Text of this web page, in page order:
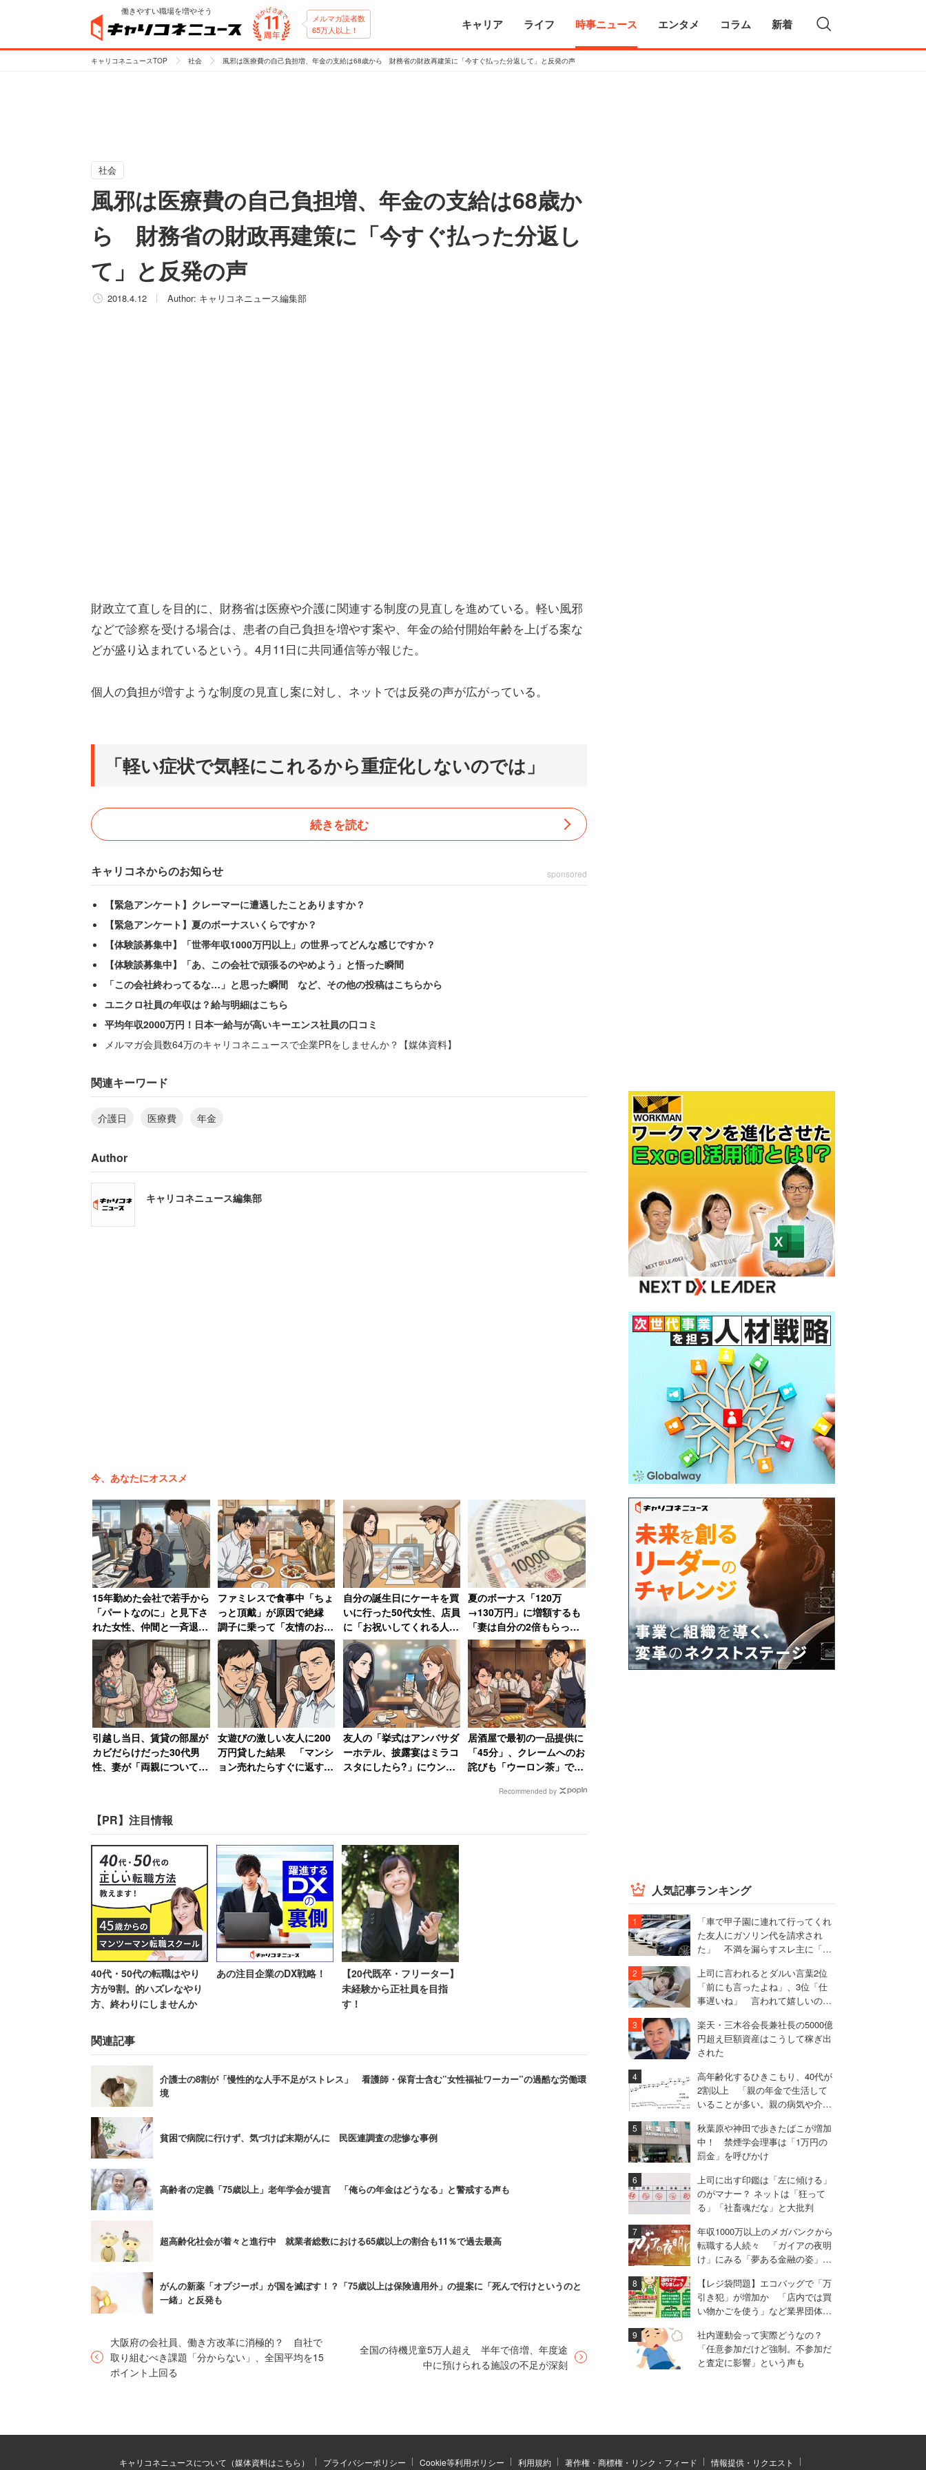
働きやすい職場を増やそう
メルマガ読者数
65万人以上！
キャリア ライフ 時事ニュース エンタメ コラム 新着
キャリコネニュースTOP 社会 風邪は医療費の自己負担増、年金の支給は68歳から 財務省の財政再建策に「今すぐ払った分返して」と反発の声
社会
風邪は医療費の自己負担増、年金の支給は68歳か
ら 財務省の財政再建策に「今すぐ払った分返し
て」と反発の声
2018.4.12 Author: キャリコネニュース編集部
財政立て直しを目的に、財務省は医療や介護に関連する制度の見直しを進めている。軽い風邪
などで診察を受ける場合は、患者の自己負担を増やす案や、年金の給付開始年齢を上げる案な
どが盛り込まれているという。4月11日に共同通信等が報じた。
個人の負担が増すような制度の見直し案に対し、ネットでは反発の声が広がっている。
「軽い症状で気軽にこれるから重症化しないのでは」
報道によると、日本では軽い症状で診察を受ける頻度が高く、医療費の増加につながってい
る。そのため軽い症状での受診は、窓口で支払う自己負担を引き上げるべきだと財務省は主張
しているという。
また「かかりつけ医」以外の医療機関を受診する場合にも、自己負担を引き上げることを検討
している。患者の健康状態を把握している「かかりつけ医」の方が余計な薬代などを減らせる
と考えられるからだ。
介護費については、調理や掃除などの身の回りの世話をする「生活援助サービス」に、ホーム
ヘルパーではなく、地域住民やボランティアを活用することが提案された。安い費用でサービ
スを提供し、介護費を抑える狙いがある。
さらに、2025年にかけて60歳から65歳へと段階的に引き上げられる厚生年金の支給開始年齢
を、さらに68歳まで引き上げる。
個人の負担を増やしたり、地域住民を駆り出したりするような提案に対して、ネットでは反発
の声が広がっている。軽い症状での受診を抑制する案に対しては、「『かぜだと思ってたら実
は〇〇だった』って医者でも冷や汗かくような思いをすることある」「軽い症状で気軽にこれ
「生活援助が簡単に出来ると思ってたら大間違い」「地域
によっては担い手確保むずい」
生活援助の担い手を地域住民やボランティアにするという提案については、「地域によっては
担い手確保むずい」と人材が確保を懸念する声が多かった。現状ではホームヘルパーや介護福
祉士の資格を持った人が担っていることから、
「生活援助サービスがただの掃除洗濯代行なわけねえだろう（中略）要介護度1の
認知症老人に配慮しながらの掃除洗濯料理その他諸々の援助が簡単に出来ると思
ってたら大間違い」
といった指摘もあった。
ない」と嘆く人が多かった。年金を支払っているのに、支給開始が遅れれば、不満に思うのは
当たり前だ。「若い人達が自分達は年金なんか貰えないんじゃないかと益々納めなくなる」と
続きを読む
キャリコネからのお知らせ sponsored
【緊急アンケート】クレーマーに遭遇したことありますか？
【緊急アンケート】夏のボーナスいくらですか？
【体験談募集中】「世帯年収1000万円以上」の世界ってどんな感じですか？
【体験談募集中】「あ、この会社で頑張るのやめよう」と悟った瞬間
「この会社終わってるな…」と思った瞬間 など、その他の投稿はこちらから
ユニクロ社員の年収は？給与明細はこちら
平均年収2000万円！日本一給与が高いキーエンス社員の口コミ
メルマガ会員数64万のキャリコネニュースで企業PRをしませんか？【媒体資料】
関連キーワード
介護日 医療費 年金
Author
キャリコネニュース編集部
今、あなたにオススメ
15年勤めた会社で若手から
「パートなのに」と見下さ
れた女性、仲間と一斉退職
した結果
ファミレスで食事中「ちょ
っと頂戴」が原因で絶縁
調子に乗って「友情のお子
様ランチ」を作ってSNS
で“プチバズ”した友人の末
路
自分の誕生日にケーキを買
いに行った50代女性、店員
に「お祝いしてくれる人い
ないんですか？」と言われ
て絶句
夏のボーナス「120万
→130万円」に増額するも
「妻は自分の2倍もらって
いる」と語る年収850万円
の30代男性
引越し当日、賃貸の部屋が
カビだらけだった30代男
性、妻が「両親についてい
女遊びの激しい友人に200
万円貸した結果 「マンシ
ョン売れたらすぐに返す」
友人の「挙式はアンバサダ
ーホテル、披露宴はミラコ
スタにしたら?」にウンザ
居酒屋で最初の一品提供に
「45分」、クレームへのお
詫びも「ウーロン茶」で
覚えていません」と語る女
Recommended by
【PR】注目情報
40代・50代の転職はやり
方が9割。的ハズレなやり
方、終わりにしませんか
あの注目企業のDX戦略！
【20代既卒・フリーター】
未経験から正社員を目指
す！
関連記事
介護士の8割が「慢性的な人手不足がストレス」 看護師・保育士含む”女性福祉ワーカー”の過酷な労働環
境
貧困で病院に行けず、気づけば末期がんに 民医連調査の悲惨な事例
高齢者の定義「75歳以上」老年学会が提言 「俺らの年金はどうなる」と警戒する声も
超高齢化社会が着々と進行中 就業者総数における65歳以上の割合も11％で過去最高
がんの新薬「オプジーボ」が国を滅ぼす！？「75歳以上は保険適用外」の提案に「死んで行けというのと
一緒」と反発も
大阪府の会社員、働き方改革に消極的？ 自社で
取り組むべき課題「分からない」、全国平均を15
ポイント上回る
全国の待機児童5万人超え 半年で倍増、年度途
中に預けられる施設の不足が深刻
人気記事ランキング
「車で甲子園に連れて行ってくれ
た友人にガソリン代を請求され
た」 不満を漏らすスレ主に「言
上司に言われるとダルい言葉2位
「前にも言ったよね」、3位「仕
事遅いね」 言われて嬉しいのは
楽天・三木谷会長兼社長の5000億
円超え巨額資産はこうして稼ぎ出
された
高年齢化するひきこもり、40代が
2割以上 「親の年金で生活して
いることが多い。親の病気や介護
秋葉原や神田で歩きたばこが増加
中！ 禁煙学会理事は「1万円の
罰金」を呼びかけ
上司に出す印鑑は「左に傾ける」
のがマナー？ ネットは「狂って
る」「社畜魂だな」と大批判
年収1000万以上のメガバンクから
転職する人続々 「ガイアの夜明
け」にみる「夢ある金融の姿」と
【レジ袋問題】エコバッグで「万
引き犯」が増加か 「店内では買
い物かごを使う」など業界団体が
社内運動会って実際どうなの？
「任意参加だけど強制。不参加だ
と査定に影響」という声も
キャリコネニュースについて（媒体資料はこちら） プライバシーポリシー Cookie等利用ポリシー 利用規約 著作権・商標権・リンク・フィード
情報提供・リクエスト